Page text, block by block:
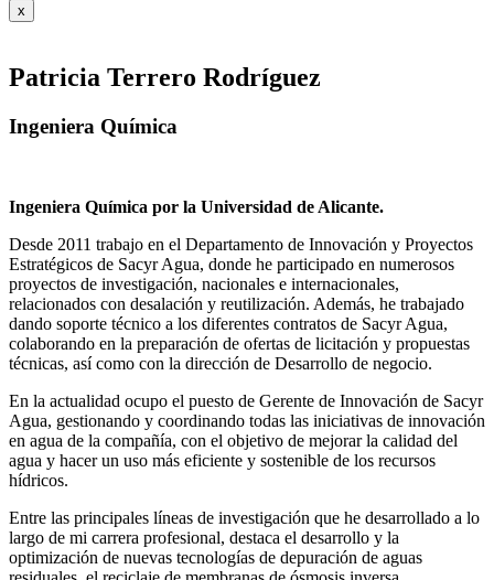
x
Patricia Terrero Rodríguez
Ingeniera Química
Ingeniera Química por la Universidad de Alicante.
Desde 2011 trabajo en el Departamento de Innovación y Proyectos
Estratégicos de Sacyr Agua, donde he participado en numerosos
proyectos de investigación, nacionales e internacionales,
relacionados con desalación y reutilización. Además, he trabajado
dando soporte técnico a los diferentes contratos de Sacyr Agua,
colaborando en la preparación de ofertas de licitación y propuestas
técnicas, así como con la dirección de Desarrollo de negocio.
En la actualidad ocupo el puesto de Gerente de Innovación de Sacyr
Agua, gestionando y coordinando todas las iniciativas de innovación
en agua de la compañía, con el objetivo de mejorar la calidad del
agua y hacer un uso más eficiente y sostenible de los recursos
hídricos.
Entre las principales líneas de investigación que he desarrollado a lo
largo de mi carrera profesional, destaca el desarrollo y la
optimización de nuevas tecnologías de depuración de aguas